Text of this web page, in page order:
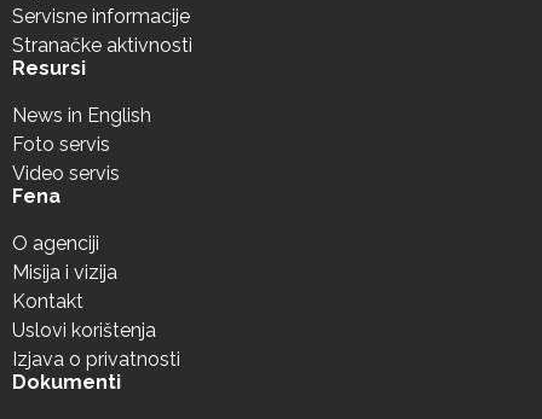
Servisne informacije
Stranačke aktivnosti
Resursi
News in English
Foto servis
Video servis
Fena
O agenciji
Misija i vizija
Kontakt
Uslovi korištenja
Izjava o privatnosti
Dokumenti